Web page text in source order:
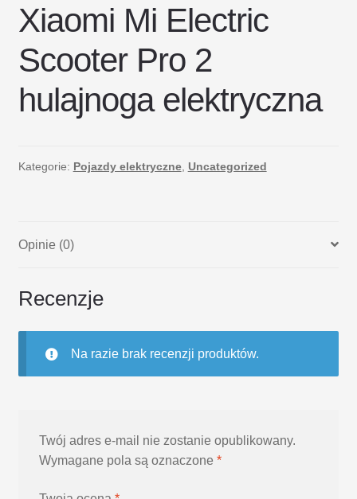
Xiaomi Mi Electric
Scooter Pro 2
hulajnoga elektryczna
Kategorie: Pojazdy elektryczne, Uncategorized
Opinie (0)
Recenzje
Na razie brak recenzji produktów.
Twój adres e-mail nie zostanie opublikowany.
Wymagane pola są oznaczone *